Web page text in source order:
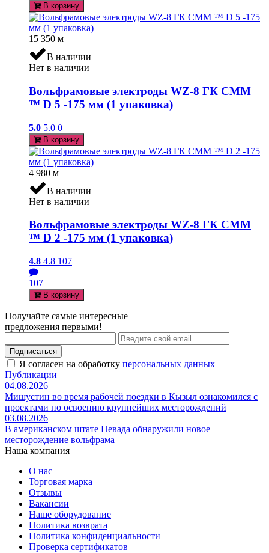
В корзину
15 350 м
В наличии
Нет в наличии
Вольфрамовые электроды WZ-8 ГК СММ
™ D 5 -175 мм (1 упаковка)
5.0 5.0 0
В корзину
4 980 м
В наличии
Нет в наличии
Вольфрамовые электроды WZ-8 ГК СММ
™ D 2 -175 мм (1 упаковка)
4.8 4.8 107
107
В корзину
Получайте самые интересные
предложения первыми!
Подписаться
Я согласен на обработку персональных данных
Публикации
04.08.2026
Мишустин во время рабочей поездки в Кызыл ознакомился с
проектами по освоению крупнейших месторождений
03.08.2026
В американском штате Невада обнаружили новое
месторождение вольфрама
Наша компания
О нас
Торговая марка
Отзывы
Вакансии
Наше оборудование
Политика возврата
Политика конфиденциальности
Проверка сертификатов